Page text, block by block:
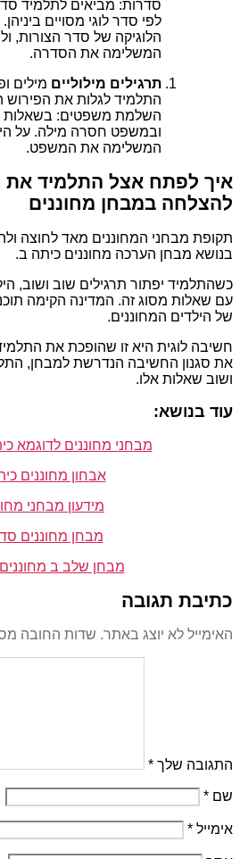
סדרות: מביאים לתלמיד
לפי סדר לוגי מסויים
הלוגיקה של סדר הצורות,
המשלימה את הסדרה.
תרגילים מילוליים מילים
התלמיד לגלות את
השלמת משפטים: בשאלות
ובמשפט חסרה מילה. על
המשלימה את המשפט.
איך לפתח אצל התלמיד
להצלחה במבחן מחוננים
תקופת מבחני המחוננים מאד לחוצה
בנושא מבחן הערכה מחוננים כיתה ב.
כשהתלמיד יפתור תרגילים שוב ושוב,
עם שאלות מסוג זה. המדינה הקימה
של הילדים המחוננים.
חשיבה לוגית היא זו שהופכת את
את סגנון החשיבה הנדרשת למבחן,
ושוב שאלות אלו.
עוד בנושא:
מבחני מחוננים לדוגמא
אבחון מחוננים
מידעון מבחני
מבחן מחוננים
מבחן שלב ב
כתיבת תגובה
האימייל לא יוצג באתר. שדות החובה
התגובה שלך *
שם *
אימייל *